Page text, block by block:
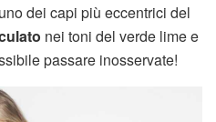
dei capi più eccentrici del
nei toni del verde lime e
passare inosservate!